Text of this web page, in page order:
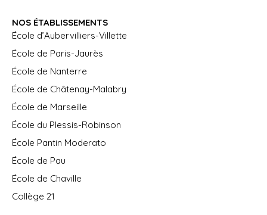
NOS ÉTABLISSEMENTS
École d’Aubervilliers-Villette
École de Paris-Jaurès
École de Nanterre
École de Châtenay-Malabry
École de Marseille
École du Plessis-Robinson
École Pantin Moderato
École de Pau
École de Chaville
Collège 21